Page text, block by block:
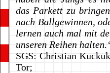
das Parkett zu
nach Ballgewinnen,
lernen auch mal mit
unseren Reihen
SGS: Christian
Tor;